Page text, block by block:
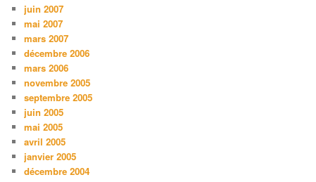
juin 2007
mai 2007
mars 2007
décembre 2006
mars 2006
novembre 2005
septembre 2005
juin 2005
mai 2005
avril 2005
janvier 2005
décembre 2004